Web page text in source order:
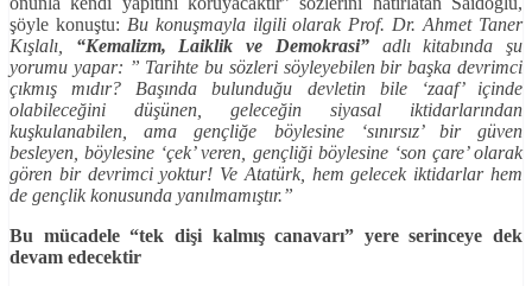
şöyle konuştu: Bu konuşmayla ilgili olarak Prof. Dr. Ahmet Taner
Kışlalı, “Kemalizm, Laiklik ve Demokrasi”adlı kitabında şu
yorumu yapar: ” Tarihte bu sözleri söyleyebilen bir başka devrimci
çıkmış mıdır? Başında bulunduğu devletin bile ‘zaaf’ içinde
olabileceğini düşünen, geleceğin siyasal iktidarlarından
kuşkulanabilen, ama gençliğe böylesine ‘sınırsız’ bir güven
besleyen, böylesine ‘çek’ veren, gençliği böylesine ‘son çare’ olarak
gören bir devrimci yoktur! Ve Atatürk, hem gelecek iktidarlar hem
de gençlik konusunda yanılmamıştır.”
Bu mücadele “tek dişi kalmış canavarı” yere serinceye dek
devam edecektir